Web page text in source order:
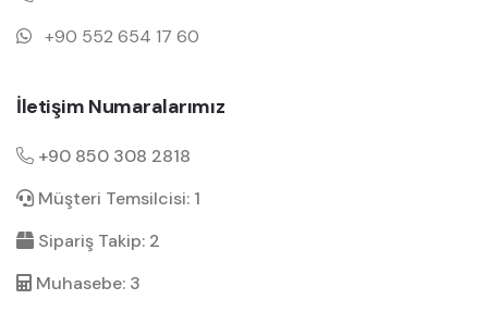
+90 552 654 17 60
İletişim Numaralarımız
+90 850 308 2818
Müşteri Temsilcisi: 1
Sipariş Takip: 2
Muhasebe: 3